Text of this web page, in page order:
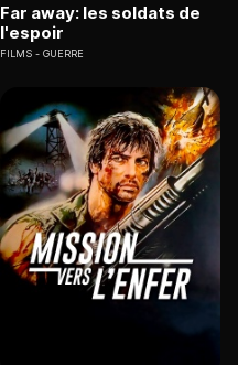
Far away: les soldats de
l'espoir
FILMS GUERRE